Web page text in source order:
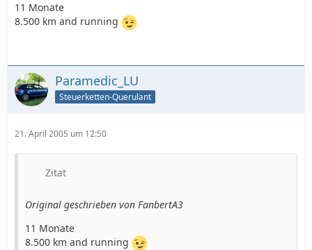
11 Monate
8.500 km and running
Paramedic_LU
Steuerketten-Querulant
21. April 2005 um 12:50
Zitat
Original geschrieben von FanbertA3
11 Monate
8.500 km and running